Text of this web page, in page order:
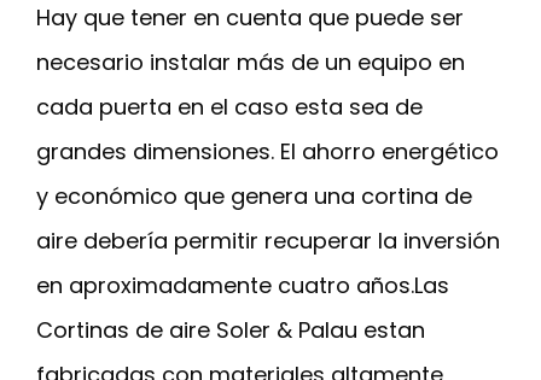
Hay que tener en cuenta que puede ser
necesario instalar más de un equipo en
cada puerta en el caso esta sea de
grandes dimensiones. El ahorro energético
y económico que genera una cortina de
aire debería permitir recuperar la inversión
en aproximadamente cuatro años.Las
Cortinas de aire Soler & Palau estan